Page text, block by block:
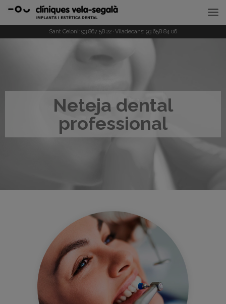
Sant Celoni: 93 867 58 22· Viladecans: 93 658 84 06
Neteja dental
professional